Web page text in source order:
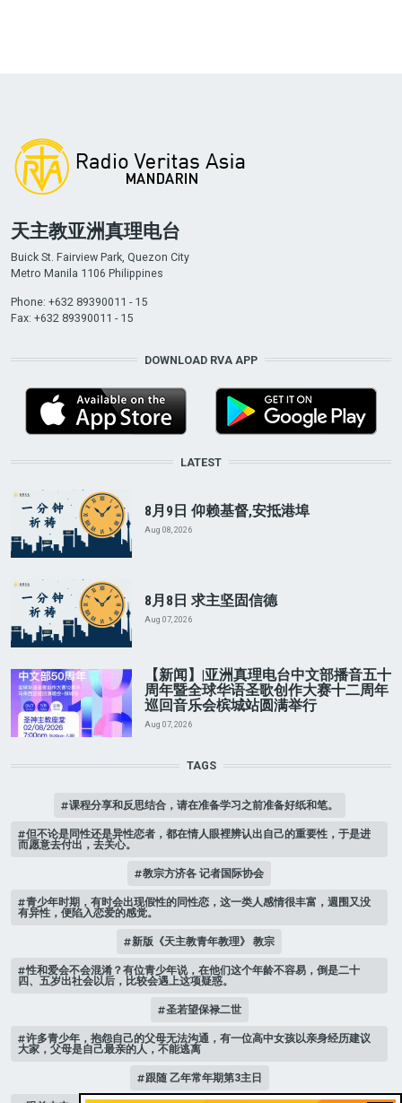
天主教亚洲真理电台
Buick St. Fairview Park, Quezon City
Metro Manila 1106 Philippines
Phone: +632 89390011 - 15
Fax: +632 89390011 - 15
DOWNLOAD RVA APP
LATEST
8月9日 仰赖基督,安抵港埠
Aug 08, 2026
8月8日 求主坚固信德
Aug 07, 2026
【新闻】|亚洲真理电台中文部播音五十
周年暨全球华语圣歌创作大赛十二周年
巡回音乐会槟城站圆满举行
Aug 07, 2026
TAGS
课程分享和反思结合，请在准备学习之前准备好纸和笔。
但不论是同性还是异性恋者，都在情人眼裡辨认出自己的重要性，于是进
而愿意去付出，去关心。
教宗方济各 记者国际协会
青少年时期，有时会出现假性的同性恋，这一类人感情很丰富，週围又没
有异性，便陷入恋爱的感觉。
新版《天主教青年教理》 教宗
性和爱会不会混淆？有位青少年说，在他们这个年龄不容易，倒是二十
四、五岁出社会以后，比较会遇上这项疑惑。
圣若望保禄二世
许多青少年，抱怨自己的父母无法沟通，有一位高中女孩以亲身经历建议
大家，父母是自己最亲的人，不能逃离
跟随 乙年常年期第3主日